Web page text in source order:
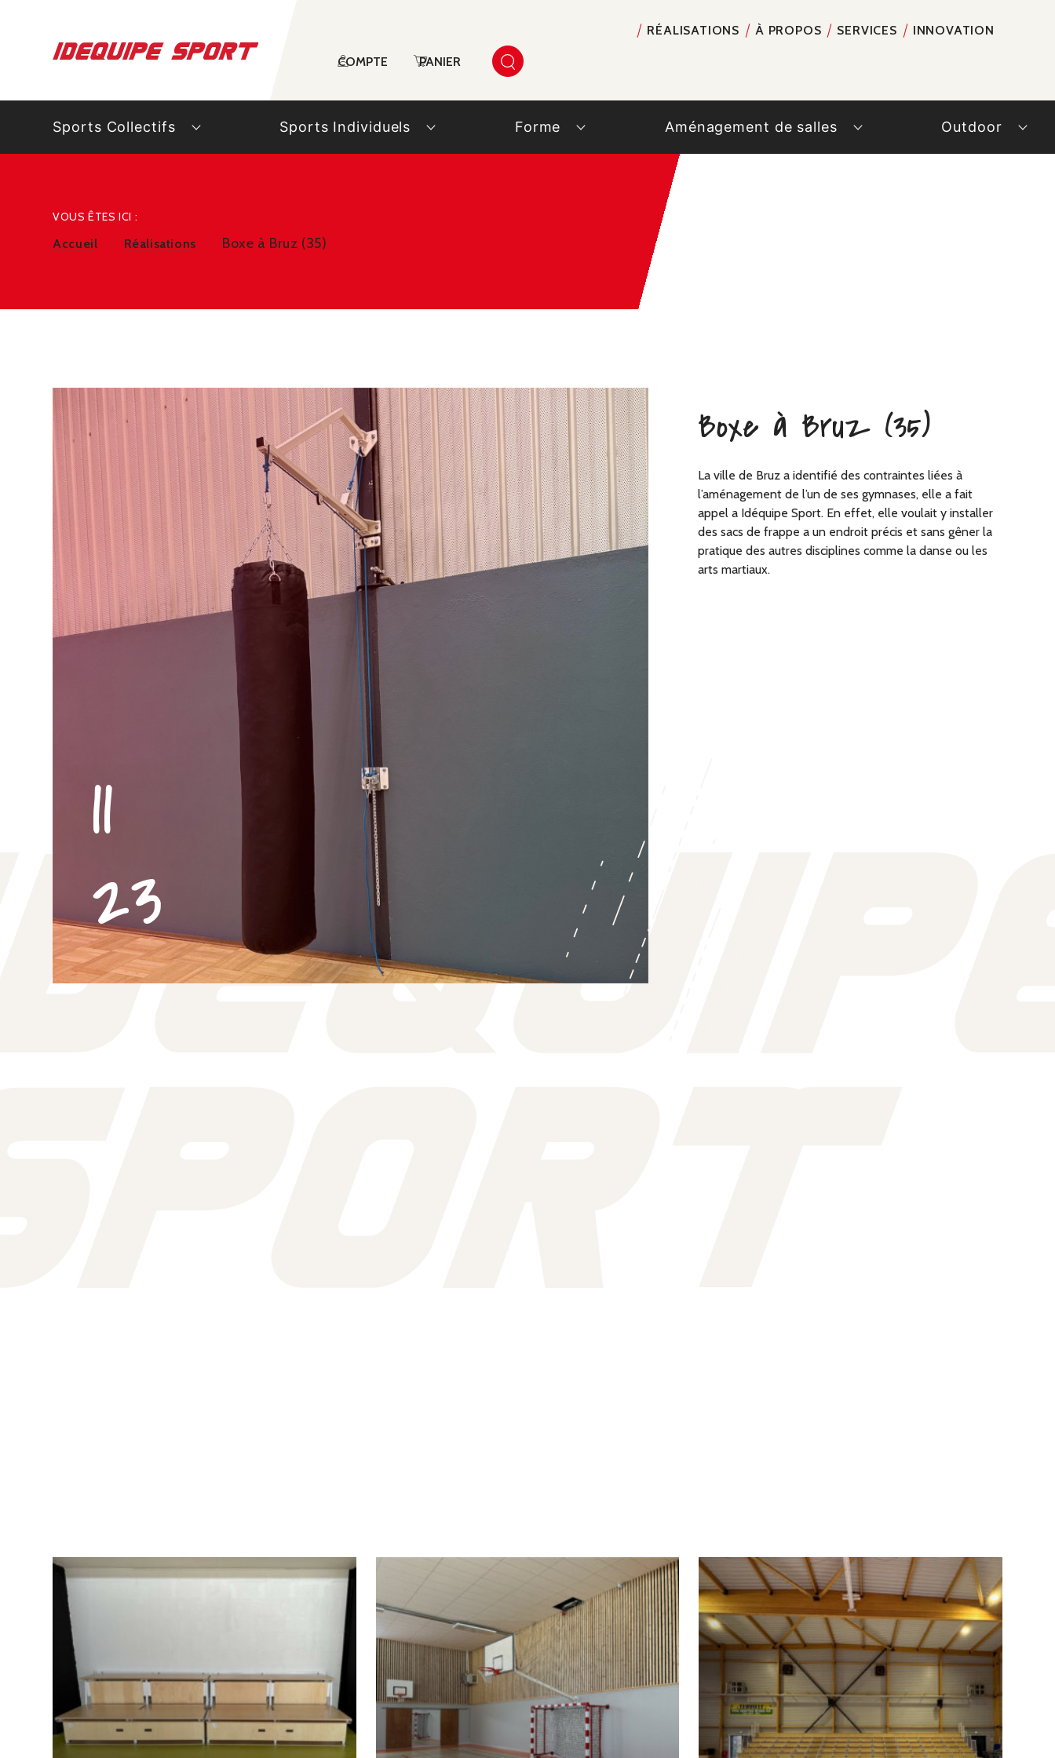
RÉALISATIONS À PROPOS SERVICES INNOVATION
COMPTE PANIER
Sports Collectifs Sports Individuels Forme Aménagement de salles Outdoor
VOUS ÊTES ICI :
Accueil Réalisations Boxe à Bruz (35)
11
23
Boxe à Bruz (35)
La ville de Bruz a identifié des contraintes liées à
l’aménagement de l’un de ses gymnases, elle a fait
appel a Idéquipe Sport. En effet, elle voulait y installer
des sacs de frappe a un endroit précis et sans gêner la
pratique des autres disciplines comme la danse ou les
arts martiaux.